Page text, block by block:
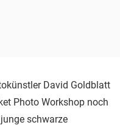
David Goldblatt
Photo Workshop noch
schwarze